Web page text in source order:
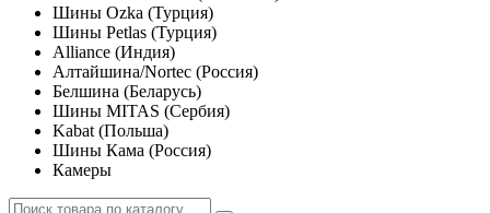
Шины Ozka (Турция)
Шины Petlas (Турция)
Alliance (Индия)
Алтайшина/Nortec (Россия)
Белшина (Беларусь)
Шины MITAS (Сербия)
Kabat (Польша)
Шины Кама (Россия)
Камеры